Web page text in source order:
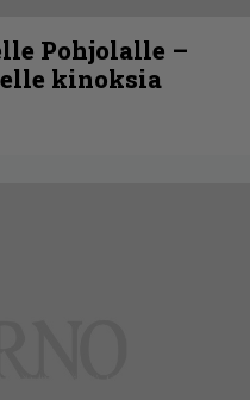
Pohjolalle –
kinoksia